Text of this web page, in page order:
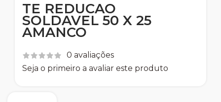
TE REDUCAO
SOLDAVEL 50 X 25
AMANCO
0 avaliações
Seja o primeiro a avaliar este produto